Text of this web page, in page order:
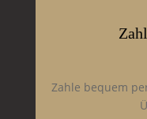
Zahle bequem